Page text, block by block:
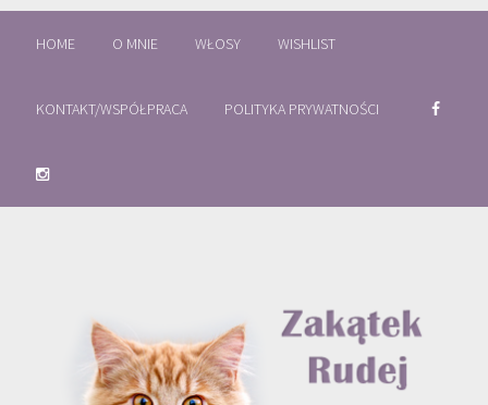
HOME O MNIE WŁOSY WISHLIST
KONTAKT/WSPÓŁPRACA POLITYKA PRYWATNOŚCI